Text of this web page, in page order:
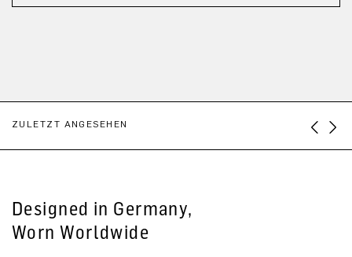
ZULETZT ANGESEHEN
Designed in Germany,
Worn Worldwide